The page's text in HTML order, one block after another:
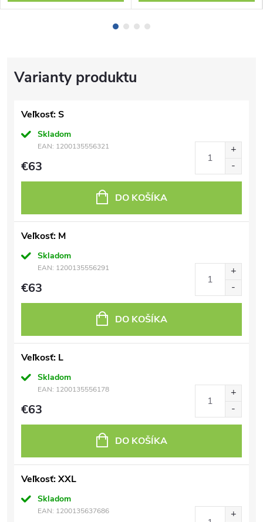
Veľkosť: S
Skladom
EAN: 1200135556321
€63
DO KOŠÍKA
Veľkosť: M
Skladom
EAN: 1200135556291
€63
DO KOŠÍKA
Veľkosť: L
Skladom
EAN: 1200135556178
€63
DO KOŠÍKA
Veľkosť: XXL
Skladom
EAN: 1200135637686